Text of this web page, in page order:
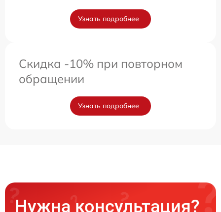
Узнать подробнее
Скидка -10% при повторном
обращении
Узнать подробнее
Нужна консультация?